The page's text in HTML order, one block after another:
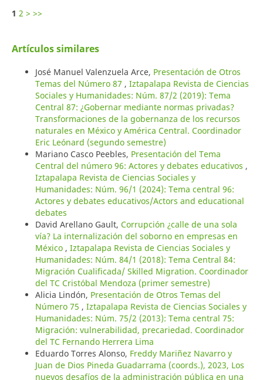
1 2 > >>
Artículos similares
José Manuel Valenzuela Arce, Presentación de Otros
Temas del Número 87 , Iztapalapa Revista de Ciencias
Sociales y Humanidades: Núm. 87/2 (2019): Tema
Central 87: ¿Gobernar mediante normas privadas?
Transformaciones de la gobernanza de los recursos
naturales en México y América Central. Coordinador
Eric Leónard (segundo semestre)
Mariano Casco Peebles, Presentación del Tema
Central del número 96: Actores y debates educativos ,
Iztapalapa Revista de Ciencias Sociales y
Humanidades: Núm. 96/1 (2024): Tema central 96:
Actores y debates educativos/Actors and educational
debates
David Arellano Gault, Corrupción ¿calle de una sola
vía? La internalización del soborno en empresas en
México , Iztapalapa Revista de Ciencias Sociales y
Humanidades: Núm. 84/1 (2018): Tema Central 84:
Migración Cualificada/ Skilled Migration. Coordinador
del TC Cristóbal Mendoza (primer semestre)
Alicia Lindón, Presentación de Otros Temas del
Número 75 , Iztapalapa Revista de Ciencias Sociales y
Humanidades: Núm. 75/2 (2013): Tema central 75:
Migración: vulnerabilidad, precariedad. Coordinador
del TC Fernando Herrera Lima
Eduardo Torres Alonso, Freddy Mariñez Navarro y
Juan de Dios Pineda Guadarrama (coords.), 2023, Los
nuevos desafíos de la administración pública en una